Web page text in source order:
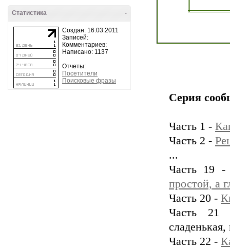
-
Статистика
Создан: 16.03.2011
Записей:
Комментариев:
Написано: 1137
Отчеты:
Посетители
Поисковые фразы
Серия
Часть 1 -
Часть 2 -
...
Часть 19
простой, а
Часть 20 -
Часть
Часть 22 -